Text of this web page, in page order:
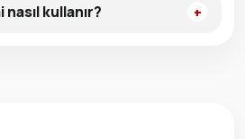
kullanır?